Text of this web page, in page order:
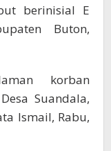
berinisial E
Buton,
korban
Suandala,
Ismail, Rabu,